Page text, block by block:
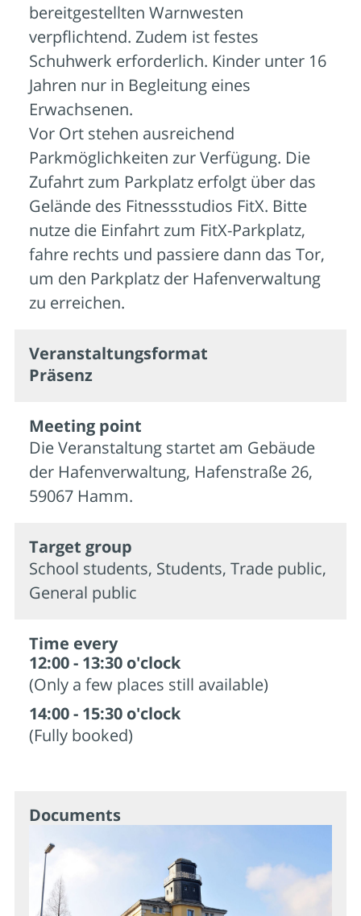
bereitgestellten Warnwesten
verpflichtend. Zudem ist festes
Schuhwerk erforderlich. Kinder unter 16
Jahren nur in Begleitung eines
Erwachsenen.
Vor Ort stehen ausreichend
Parkmöglichkeiten zur Verfügung. Die
Zufahrt zum Parkplatz erfolgt über das
Gelände des Fitnessstudios FitX. Bitte
nutze die Einfahrt zum FitX-Parkplatz,
fahre rechts und passiere dann das Tor,
um den Parkplatz der Hafenverwaltung
zu erreichen.
Veran­staltungs­format
Präsenz
Meeting point
Die Veranstaltung startet am Gebäude
der Hafenverwaltung, Hafenstraße 26,
59067 Hamm.
Target group
School students, Students, Trade public,
General public
Time every
12:00 - 13:30 o'clock
(Only a few places still available)
14:00 - 15:30 o'clock
(Fully booked)
Documents